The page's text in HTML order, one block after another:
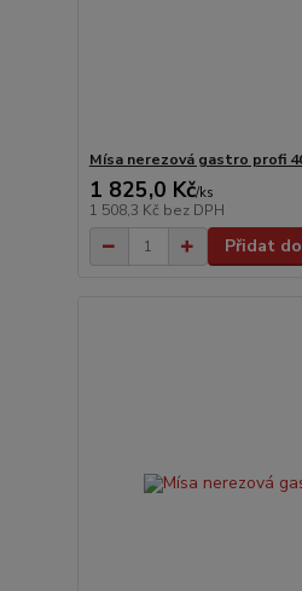
Mísa nerezová gastro profi
1 825,0 Kč/ks
1 508,3 Kč bez DPH
Přidat